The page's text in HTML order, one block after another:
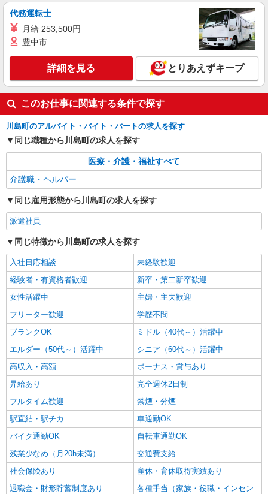
代務運転士
月給 253,500円
豊中市
詳細を見る とりあえずキープ
このお仕事に関連する条件で探す
川島町のアルバイト・バイト・パートの求人を探す
同じ職種から川島町の求人を探す
医療・介護・福祉すべて
介護職・ヘルパー
同じ雇用形態から川島町の求人を探す
派遣社員
同じ特徴から川島町の求人を探す
入社日応相談
未経験歓迎
経験者・有資格者歓迎
新卒・第二新卒歓迎
女性活躍中
主婦・主夫歓迎
フリーター歓迎
学歴不問
ブランクOK
ミドル（40代～）活躍中
エルダー（50代～）活躍中
シニア（60代～）活躍中
高収入・高額
ボーナス・賞与あり
昇給あり
完全週休2日制
フルタイム歓迎
禁煙・分煙
駅直結・駅チカ
車通勤OK
バイク通勤OK
自転車通勤OK
残業少なめ（月20h未満）
交通費支給
社会保険あり
産休・育休取得実績あり
退職金・財形貯蓄制度あり
各種手当（家族・役職・インセン